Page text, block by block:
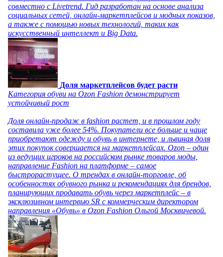
совместно с Livetrend. Гид разработан на основе анализа
социальных сетей, онлайн-маркетплейсов и модных показов,
а также с помощью новых технологий, таких как
искусственный интеллект и Big Data.
Доля маркетплейсов будет расти
Категория обуви на Ozon Fashion демонстрирует
устойчивый рост
Доля онлайн-продаж в fashion растет, и в прошлом году
составила уже более 54%. Покупатели все больше и чаще
приобретают одежду и обувь в интернете, и львиная доля
этих покупок совершается на маркетплейсах. Ozon – один
из ведущих игроков на российском рынке товаров моды,
направление Fashion на платформе – самое
быстрорастущее. О трендах в онлайн-торговле, об
особенностях обувного рынка и рекомендациях для брендов,
планирующих продавать обувь через маркетплейс – в
эксклюзивном интервью SR с коммерческим директором
направления «Обувь» в Ozon Fashion Ольгой Москвичевой.